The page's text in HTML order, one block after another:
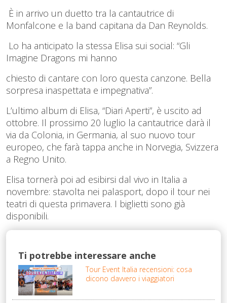
È in arrivo un duetto tra la cantautrice di
Monfalcone e la band capitana da Dan Reynolds.
Lo ha anticipato la stessa Elisa sui social: “Gli
Imagine Dragons mi hanno
chiesto di cantare con loro questa canzone. Bella
sorpresa inaspettata e impegnativa”.
L’ultimo album di Elisa, “Diari Aperti”, è uscito ad
ottobre. Il prossimo 20 luglio la cantautrice darà il
via da Colonia, in Germania, al suo nuovo tour
europeo, che farà tappa anche in Norvegia, Svizzera
a Regno Unito.
Elisa tornerà poi ad esibirsi dal vivo in Italia a
novembre: stavolta nei palasport, dopo il tour nei
teatri di questa primavera. I biglietti sono già
disponibili.
Ti potrebbe interessare anche
Tour Event Italia recensioni: cosa
dicono davvero i viaggiatori